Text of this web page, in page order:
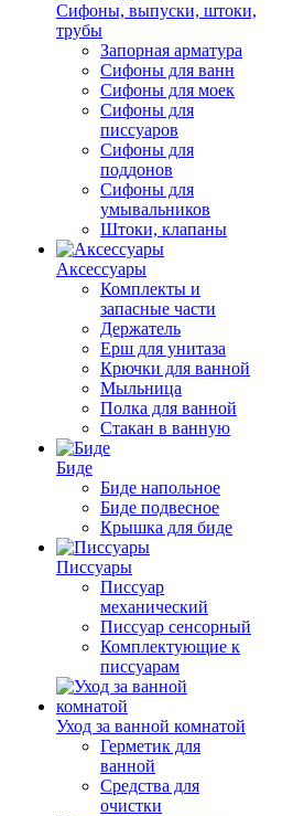
Сифоны, выпуски, штоки,
трубы
Запорная арматура
Сифоны для ванн
Сифоны для моек
Сифоны для
писсуаров
Сифоны для
поддонов
Сифоны для
умывальников
Штоки, клапаны
Аксессуары
Комплекты и
запасные части
Держатель
Ерш для унитаза
Крючки для ванной
Мыльница
Полка для ванной
Стакан в ванную
Биде
Биде напольное
Биде подвесное
Крышка для биде
Писсуары
Писсуар
механический
Писсуар сенсорный
Комплектующие к
писсуарам
Уход за ванной комнатой
Герметик для
ванной
Средства для
очистки